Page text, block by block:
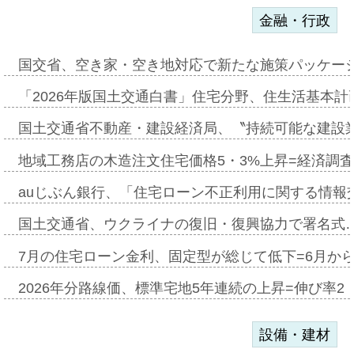
金融・行政
国交省、空き家・空き地対応で新たな施策パッケ
「2026年版国土交通白書」住宅分野、住生活基本
国土交通省不動産・建設経済局、〝持続可能な建
地域工務店の木造注文住宅価格5・3%上昇=経済調
auじぶん銀行、「住宅ローン不正利用に関する情
国土交通省、ウクライナの復旧・復興協力で署名
7月の住宅ローン金利、固定型が総じて低下=6月か
2026年分路線価、標準宅地5年連続の上昇=伸び率
設備・建材